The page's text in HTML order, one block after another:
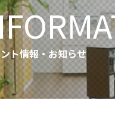
ト情報・お知らせ